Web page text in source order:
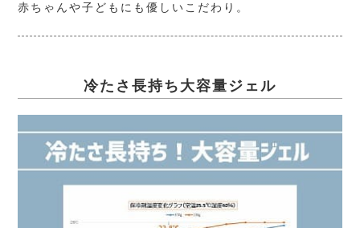
赤ちゃんや子どもにも優しいこだわり。
冷たさ長持ち大容量ジェル